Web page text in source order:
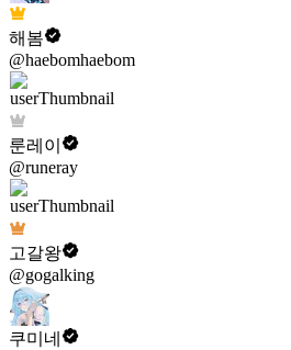
해봄
@haebomhaebom
룬레이
@runeray
고갈왕
@gogalking
쿠미네